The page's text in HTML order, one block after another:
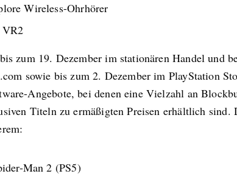
Wireless-Ohrhörer
VR2
zum 19. Dezember im stationären Handel und
sowie bis zum 2. Dezember im PlayStation
Angebote, bei denen eine Vielzahl an
Titeln zu ermäßigten Preisen erhältlich sind.
Man 2 (PS5)